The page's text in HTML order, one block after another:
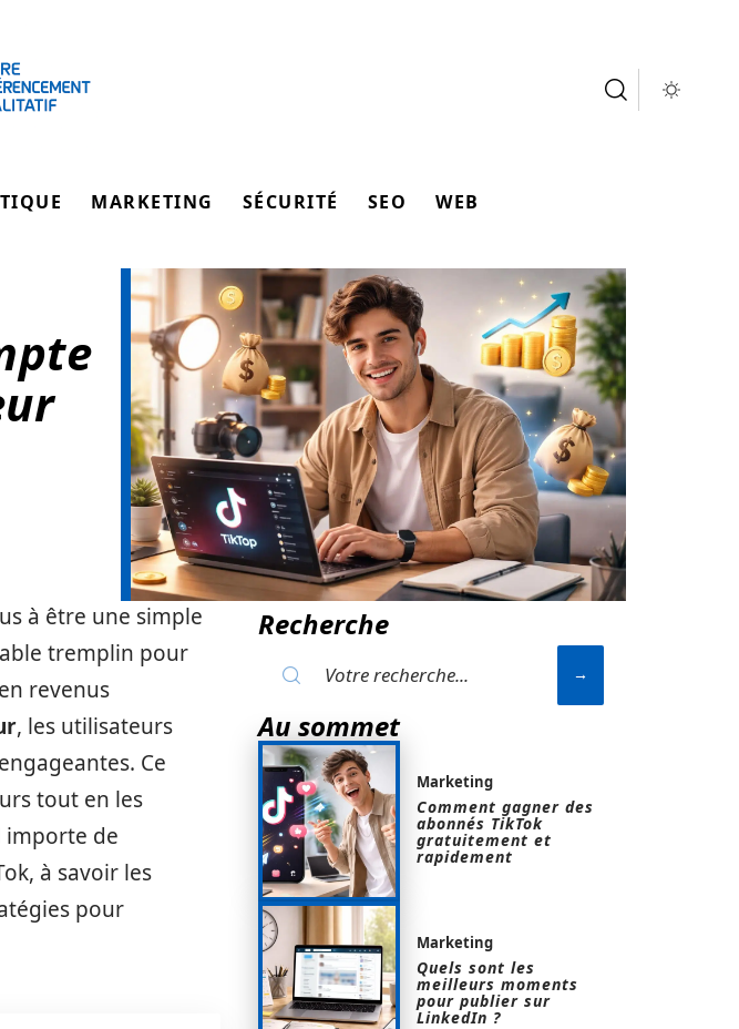
MARKETING SÉCURITÉ SEO WEB
à être une simple
tremplin pour
revenus
, les utilisateurs
Ce
tout en les
importe de
à savoir les
pour
Recherche
Au sommet
Marketing
Comment gagner des
abonnés TikTok
gratuitement et
rapidement
Marketing
Quels sont les
meilleurs moments
pour publier sur
LinkedIn ?